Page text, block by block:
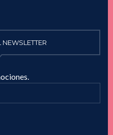
NEWSLETTER